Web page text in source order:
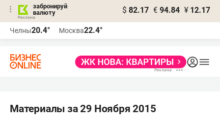
забронируй
валюту
$ 82.17 € 94.84 ¥ 12.17
Челны20.4° Москва22.4°
Материалы за 29 Ноября 2015